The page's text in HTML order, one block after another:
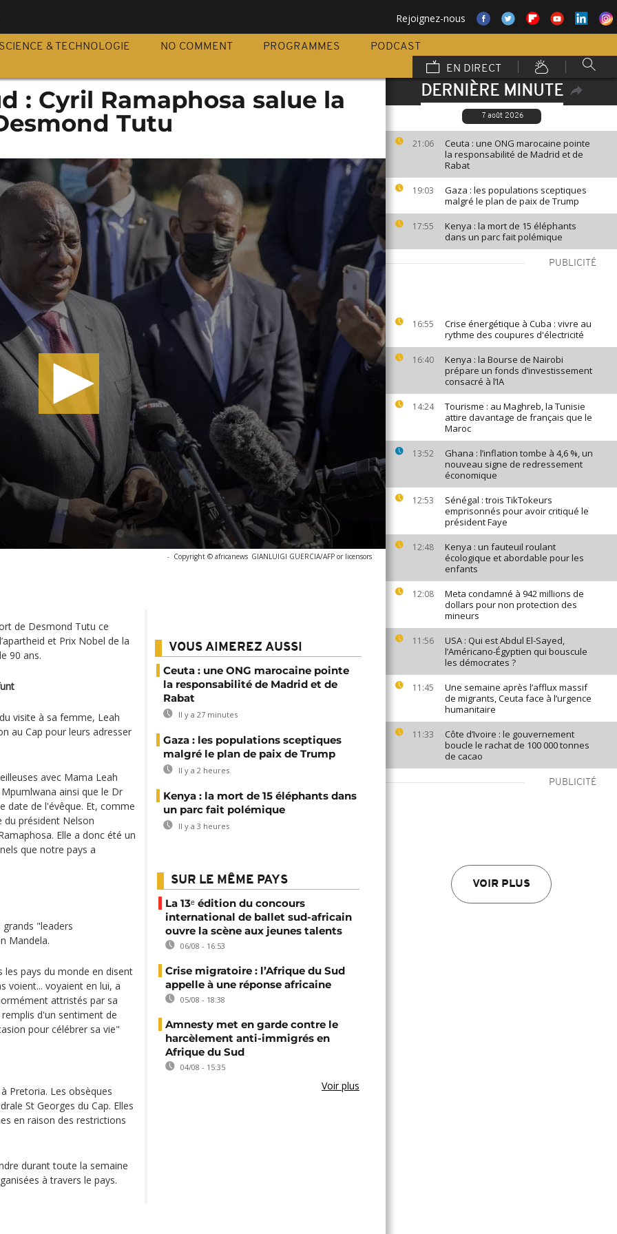
Rejoignez-nous
SCIENCE & TECHNOLOGIE NO COMMENT PROGRAMMES
PODCAST
EN DIRECT
DERNIÈRE MINUTE
7 août 2026
21:06
Ceuta : une ONG marocaine pointe
la responsabilité de Madrid et de
Rabat
19:03
Gaza : les populations sceptiques
malgré le plan de paix de Trump
17:55
Kenya : la mort de 15 éléphants
dans un parc fait polémique
PUBLICITÉ
16:55
Crise énergétique à Cuba : vivre au
rythme des coupures d'électricité
16:40
Kenya : la Bourse de Nairobi
prépare un fonds d’investissement
consacré à l’IA
14:24
Tourisme : au Maghreb, la Tunisie
attire davantage de français que le
Maroc
13:52
Ghana : l’inflation tombe à 4,6 %, un
nouveau signe de redressement
économique
12:53
Sénégal : trois TikTokeurs
emprisonnés pour avoir critiqué le
président Faye
12:48
Kenya : un fauteuil roulant
écologique et abordable pour les
enfants
12:08
Meta condamné à 942 millions de
dollars pour non protection des
mineurs
11:56
USA : Qui est Abdul El-Sayed,
l’Américano-Égyptien qui bouscule
les démocrates ?
11:45
Une semaine après l’afflux massif
de migrants, Ceuta face à l’urgence
humanitaire
11:33
Côte d’Ivoire : le gouvernement
boucle le rachat de 100 000 tonnes
de cacao
PUBLICITÉ
VOIR PLUS
: Cyril Ramaphosa salue la
Tutu
- Copyright © africanews GIANLUIGI GUERCIA/AFP or licensors
de Desmond Tutu ce
et Prix Nobel de la
90 ans.
visite à sa femme, Leah
au Cap pour leurs adresser
avec Mama Leah
ainsi que le Dr
date de l'évêque. Et, comme
du président Nelson
Elle a donc été un
que notre pays a
grands "leaders
Mandela.
pays du monde en disent
voient... voyaient en lui, a
attristés par sa
d'un sentiment de
pour célébrer sa vie"
Pretoria. Les obsèques
St Georges du Cap. Elles
en raison des restrictions
durant toute la semaine
à travers le pays.
VOUS AIMEREZ AUSSI
Ceuta : une ONG marocaine pointe
la responsabilité de Madrid et de
Rabat
Il y a 27 minutes
Gaza : les populations sceptiques
malgré le plan de paix de Trump
Il y a 2 heures
Kenya : la mort de 15 éléphants dans
un parc fait polémique
Il y a 3 heures
SUR LE MÊME PAYS
La 13ᵉ édition du concours
international de ballet sud-africain
ouvre la scène aux jeunes talents
06/08 - 16:53
Crise migratoire : l’Afrique du Sud
appelle à une réponse africaine
05/08 - 18:38
Amnesty met en garde contre le
harcèlement anti-immigrés en
Afrique du Sud
04/08 - 15:35
Voir plus